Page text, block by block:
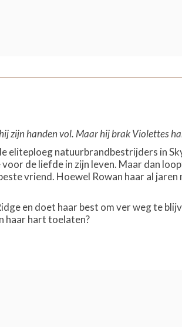
zijn handen vol. Maar hij brak Violettes
eliteploeg natuurbrandbestrijders in
de liefde in zijn leven. Maar dan
vriend. Hoewel Rowan haar al
en doet haar best om ver weg te
haar hart toelaten?